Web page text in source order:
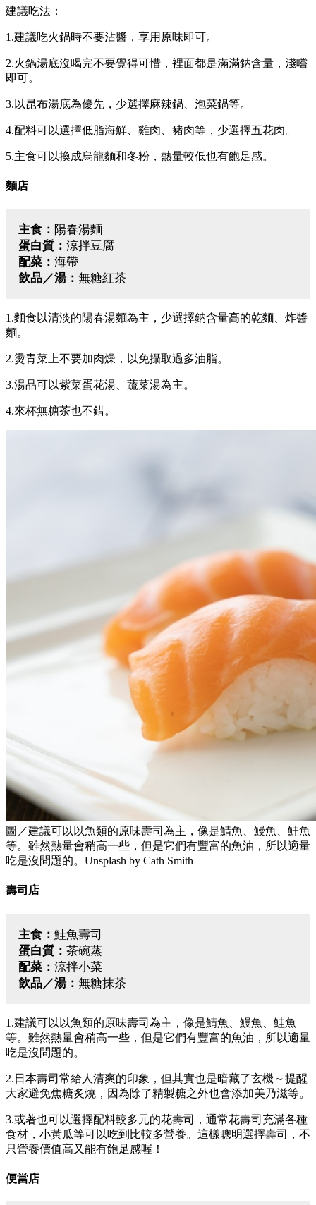
建議吃法：
1.建議吃火鍋時不要沾醬，享用原味即可。
2.火鍋湯底沒喝完不要覺得可惜，裡面都是滿滿鈉含量，淺嚐
即可。
3.以昆布湯底為優先，少選擇麻辣鍋、泡菜鍋等。
4.配料可以選擇低脂海鮮、雞肉、豬肉等，少選擇五花肉。
5.主食可以換成烏龍麵和冬粉，熱量較低也有飽足感。
麵店
主食： 陽春湯麵
蛋白質： 涼拌豆腐
配菜： 海帶
飲品／湯： 無糖紅茶
1.麵食以清淡的陽春湯麵為主，少選擇鈉含量高的乾麵、炸醬
麵。
2.燙青菜上不要加肉燥，以免攝取過多油脂。
3.湯品可以紫菜蛋花湯、蔬菜湯為主。
4.來杯無糖茶也不錯。
圖／建議可以以魚類的原味壽司為主，像是鯖魚、鰻魚、鮭魚
等。雖然熱量會稍高一些，但是它們有豐富的魚油，所以適量
吃是沒問題的。Unsplash by Cath Smith
壽司店
主食： 鮭魚壽司
蛋白質： 茶碗蒸
配菜： 涼拌小菜
飲品／湯： 無糖抹茶
1.建議可以以魚類的原味壽司為主，像是鯖魚、鰻魚、鮭魚
等。雖然熱量會稍高一些，但是它們有豐富的魚油，所以適量
吃是沒問題的。
2.日本壽司常給人清爽的印象，但其實也是暗藏了玄機～提醒
大家避免焦糖炙燒，因為除了精製糖之外也會添加美乃滋等。
3.或著也可以選擇配料較多元的花壽司，通常花壽司充滿各種
食材，小黃瓜等可以吃到比較多營養。這樣聰明選擇壽司，不
只營養價值高又能有飽足感喔！
便當店